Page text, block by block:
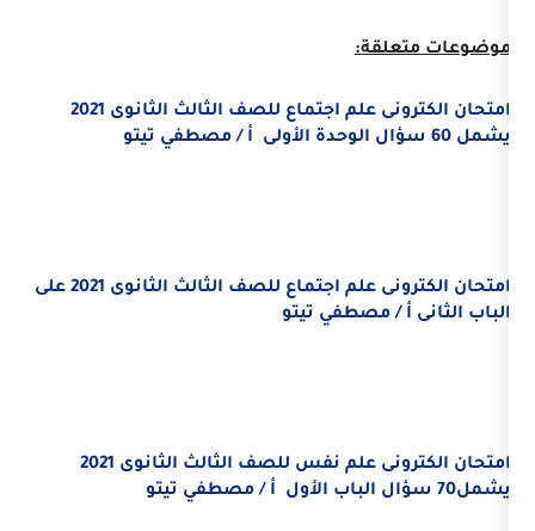
امتحان الكترونى علم اجتماع للصف الثالث الثانوى 2021
أ / مصطفي تيتو
امتحان الكترونى علم اجتماع للصف الثالث الثانوى 2021 على
/ مصطفي تيتو
امتحان الكترونى علم نفس للصف الثالث الثانوى 2021
أ / مصطفي تيتو